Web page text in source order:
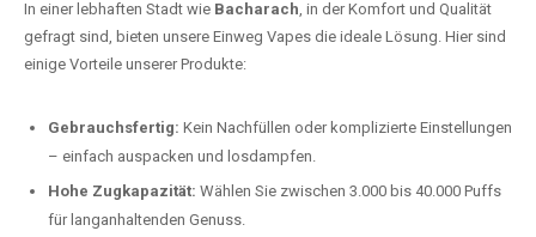
In einer lebhaften Stadt wie Bacharach, in der Komfort und Qualität
gefragt sind, bieten unsere Einweg Vapes die ideale Lösung. Hier sind
einige Vorteile unserer Produkte:
Gebrauchsfertig: Kein Nachfüllen oder komplizierte Einstellungen
– einfach auspacken und losdampfen.
Hohe Zugkapazität: Wählen Sie zwischen 3.000 bis 40.000 Puffs
für langanhaltenden Genuss.